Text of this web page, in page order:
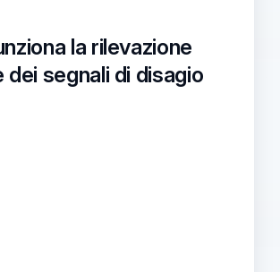
la rilevazione
segnali di disagio